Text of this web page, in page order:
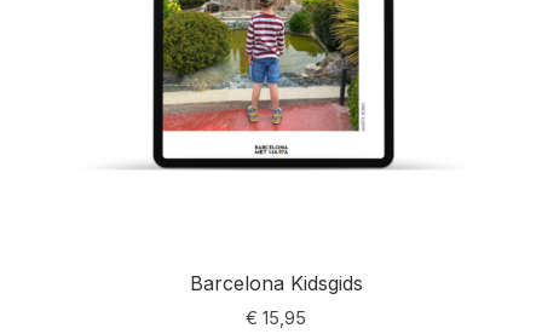
Barcelona Kidsgids
€ 15,95